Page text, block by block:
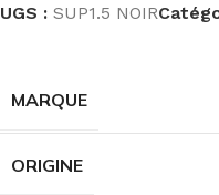
UGS : SUP1.5 NOIR
MARQUE
ORIGINE